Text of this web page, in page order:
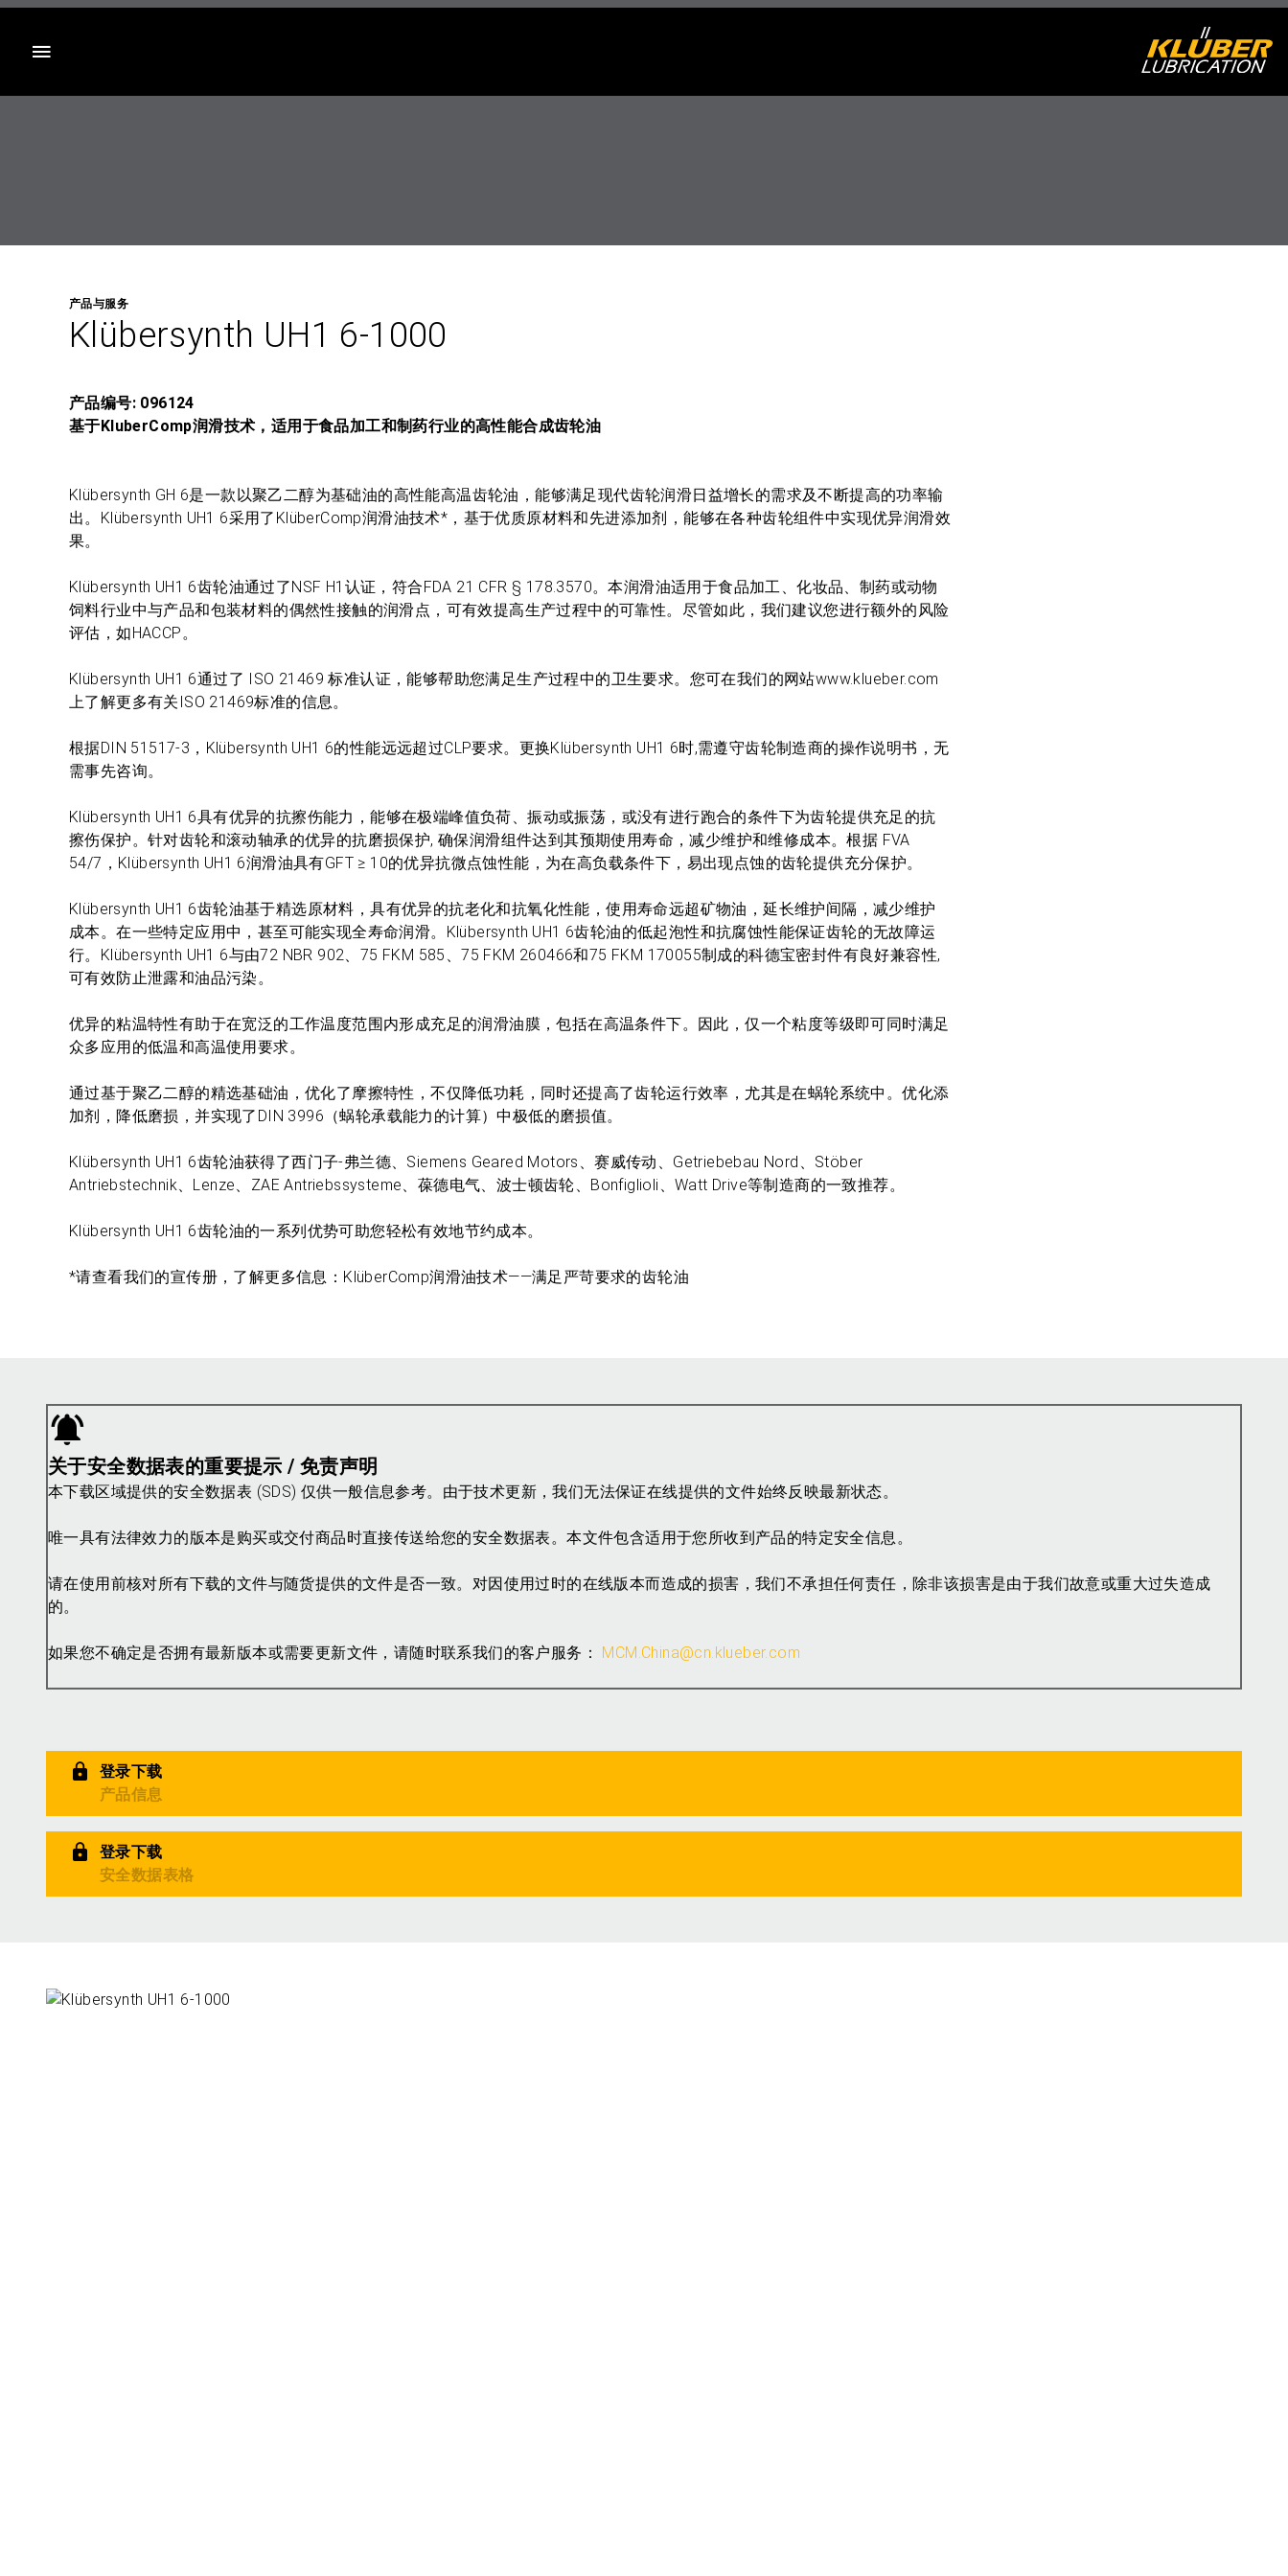
产品与服务
Klübersynth UH1 6-1000
产品编号: 096124
基于KluberComp润滑技术，适用于食品加工和制药行业的高性能合成齿轮油
Klübersynth GH 6是一款以聚乙二醇为基础油的高性能高温齿轮油，能够满足现代齿轮润滑日益增长的需求及不断提高的功率输
出。Klübersynth UH1 6采用了KlüberComp润滑油技术*，基于优质原材料和先进添加剂，能够在各种齿轮组件中实现优异润滑效
果。
Klübersynth UH1 6齿轮油通过了NSF H1认证，符合FDA 21 CFR § 178.3570。本润滑油适用于食品加工、化妆品、制药或动物
饲料行业中与产品和包装材料的偶然性接触的润滑点，可有效提高生产过程中的可靠性。尽管如此，我们建议您进行额外的风险
评估，如HACCP。
Klübersynth UH1 6通过了 ISO 21469 标准认证，能够帮助您满足生产过程中的卫生要求。您可在我们的网站www.klueber.com
上了解更多有关ISO 21469标准的信息。
根据DIN 51517-3，Klübersynth UH1 6的性能远远超过CLP要求。更换Klübersynth UH1 6时,需遵守齿轮制造商的操作说明书，无
需事先咨询。
Klübersynth UH1 6具有优异的抗擦伤能力，能够在极端峰值负荷、振动或振荡，或没有进行跑合的条件下为齿轮提供充足的抗
擦伤保护。针对齿轮和滚动轴承的优异的抗磨损保护, 确保润滑组件达到其预期使用寿命，减少维护和维修成本。根据 FVA
54/7，Klübersynth UH1 6润滑油具有GFT ≥ 10的优异抗微点蚀性能，为在高负载条件下，易出现点蚀的齿轮提供充分保护。
Klübersynth UH1 6齿轮油基于精选原材料，具有优异的抗老化和抗氧化性能，使用寿命远超矿物油，延长维护间隔，减少维护
成本。在一些特定应用中，甚至可能实现全寿命润滑。Klübersynth UH1 6齿轮油的低起泡性和抗腐蚀性能保证齿轮的无故障运
行。Klübersynth UH1 6与由72 NBR 902、75 FKM 585、75 FKM 260466和75 FKM 170055制成的科德宝密封件有良好兼容性,
可有效防止泄露和油品污染。
优异的粘温特性有助于在宽泛的工作温度范围内形成充足的润滑油膜，包括在高温条件下。因此，仅一个粘度等级即可同时满足
众多应用的低温和高温使用要求。
通过基于聚乙二醇的精选基础油，优化了摩擦特性，不仅降低功耗，同时还提高了齿轮运行效率，尤其是在蜗轮系统中。优化添
加剂，降低磨损，并实现了DIN 3996（蜗轮承载能力的计算）中极低的磨损值。
Klübersynth UH1 6齿轮油获得了西门子-弗兰德、Siemens Geared Motors、赛威传动、Getriebebau Nord、Stöber
Antriebstechnik、Lenze、ZAE Antriebssysteme、葆德电气、波士顿齿轮、Bonfiglioli、Watt Drive等制造商的一致推荐。
Klübersynth UH1 6齿轮油的一系列优势可助您轻松有效地节约成本。
*请查看我们的宣传册，了解更多信息：KlüberComp润滑油技术——满足严苛要求的齿轮油
关于安全数据表的重要提示 / 免责声明
本下载区域提供的安全数据表 (SDS) 仅供一般信息参考。由于技术更新，我们无法保证在线提供的文件始终反映最新状态。
唯一具有法律效力的版本是购买或交付商品时直接传送给您的安全数据表。本文件包含适用于您所收到产品的特定安全信息。
请在使用前核对所有下载的文件与随货提供的文件是否一致。对因使用过时的在线版本而造成的损害，我们不承担任何责任，除非该损害是由于我们故意或重大过失造成
的。
如果您不确定是否拥有最新版本或需要更新文件，请随时联系我们的客户服务： MCM.China@cn.klueber.com
登录下载
产品信息
登录下载
安全数据表格